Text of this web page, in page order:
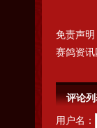
免责声
赛鸽资讯
评论
用户名：